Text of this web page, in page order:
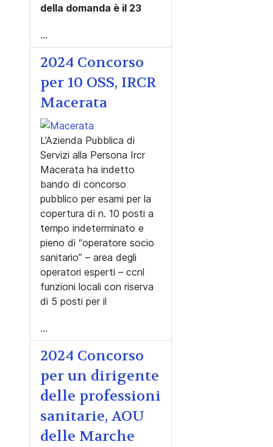
della domanda è il 23
...
2024 Concorso
per 10 OSS, IRCR
Macerata
L’Azienda Pubblica di
Servizi alla Persona Ircr
Macerata ha indetto
bando di concorso
pubblico per esami per la
copertura di n. 10 posti a
tempo indeterminato e
pieno di “operatore socio
sanitario” – area degli
operatori esperti – ccnl
funzioni locali con riserva
di 5 posti per il
...
2024 Concorso
per un dirigente
delle professioni
sanitarie, AOU
delle Marche